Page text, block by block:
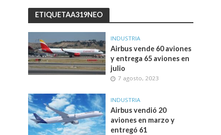
ETIQUETAA319NEO
INDUSTRIA
Airbus vende 60 aviones
y entrega 65 aviones en
julio
7 agosto, 2023
INDUSTRIA
Airbus vendió 20
aviones en marzo y
entregó 61